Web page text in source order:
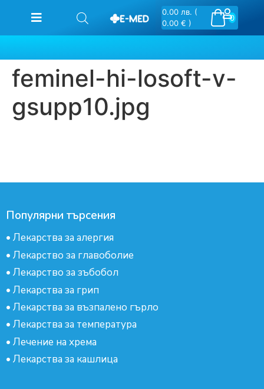
0
0.00 лв. (
0.00 € )
feminel-hi-losoft-v-
gsupp10.jpg
Популярни търсения
• Лекарства за алергия
• Лекарство за главоболие
• Лекарство за зъбобол
• Лекарства за грип
• Лекарства за възпалено гърло
• Лекарства за температура
• Лечение на хрема
• Лекарства за кашлица